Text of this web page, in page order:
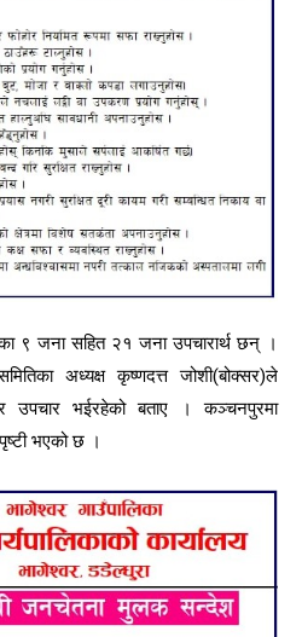
९ जना सहित २१ जना उपचारार्थ छन् ।
अध्यक्ष कृष्णदत्त जोशी(बोक्सर)ले
उपचार भईरहेको बताए । कञ्चनपुरमा
भएको छ ।